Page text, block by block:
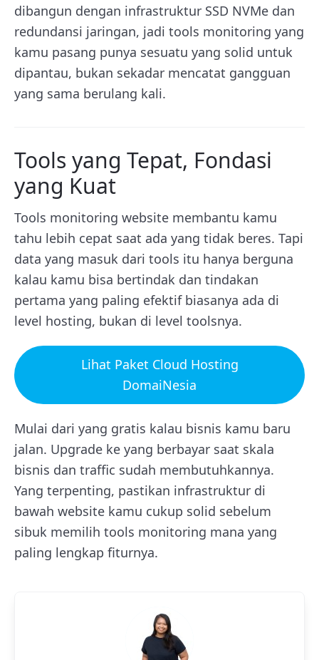
dibangun dengan infrastruktur SSD NVMe dan
redundansi jaringan, jadi tools monitoring yang
kamu pasang punya sesuatu yang solid untuk
dipantau, bukan sekadar mencatat gangguan
yang sama berulang kali.
Tools yang Tepat, Fondasi
yang Kuat
Tools monitoring website membantu kamu
tahu lebih cepat saat ada yang tidak beres. Tapi
data yang masuk dari tools itu hanya berguna
kalau kamu bisa bertindak dan tindakan
pertama yang paling efektif biasanya ada di
level hosting, bukan di level toolsnya.
Lihat Paket Cloud Hosting
DomaiNesia
Mulai dari yang gratis kalau bisnis kamu baru
jalan. Upgrade ke yang berbayar saat skala
bisnis dan traffic sudah membutuhkannya.
Yang terpenting, pastikan infrastruktur di
bawah website kamu cukup solid sebelum
sibuk memilih tools monitoring mana yang
paling lengkap fiturnya.